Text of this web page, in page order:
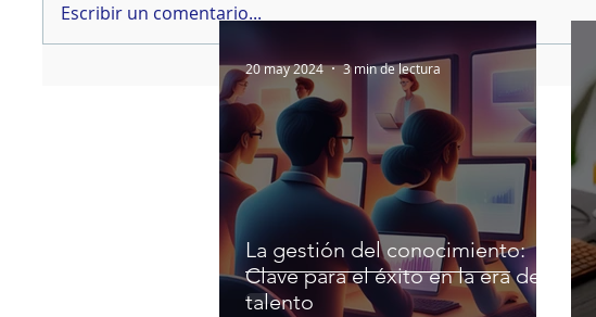
Escribir un comentario...
La gestión del conocimiento:
Clave para el éxito en la era del
talento
20 may 2024 3 min de lectura